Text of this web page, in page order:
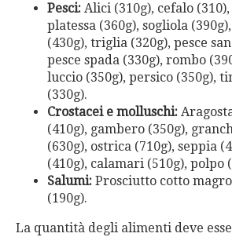
Pesci: Alici (310g), cefalo
platessa (360g), sogliola
(430g), triglia (320g), pesce
pesce spada (330g), rombo
luccio (350g), persico (350g),
(330g).
Crostacei e molluschi:
(410g), gambero (350g),
(630g), ostrica (710g), seppia
(410g), calamari (510g), polpo
Salumi: Prosciutto cotto
(190g).
La quantità degli alimenti deve